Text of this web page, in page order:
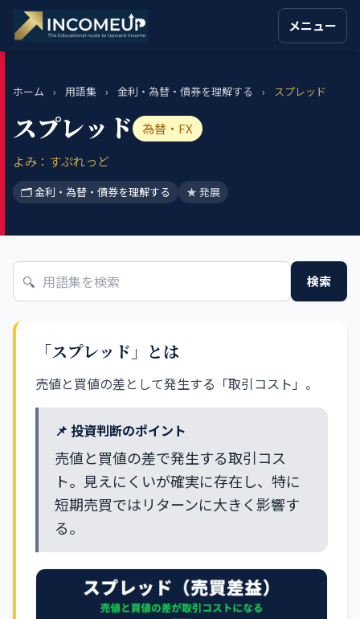
メニュー
ホーム › 用語集 › 金利・為替・債券を理解する › スプレッド
スプレッド
為替・FX
よみ：すぷれっど
🗂 金利・為替・債券を理解する ★ 発展
🔍 検索
「スプレッド」とは
売値と買値の差として発生する「取引コスト」。
📌 投資判断のポイント
売値と買値の差で発生する取引コス
ト。見えにくいが確実に存在し、特に
短期売買ではリターンに大きく影響す
る。